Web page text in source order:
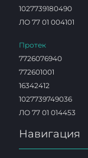
1027739180490
ЛО 77 01 004101
Протек
7726076940
772601001
16342412
1027739749036
ЛО 77 01 014453
Навигация